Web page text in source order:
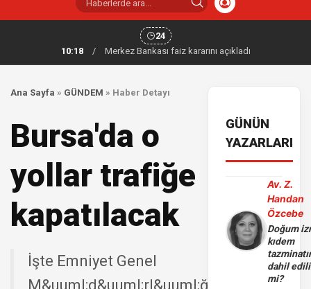
24
10:18
/ Merkez Bankası faiz kararını açıkladı
Ana Sayfa » GÜNDEM » Haber Detayı
Bursa'da o
yollar trafiğe
kapatılacak
İşte Emniyet Genel
M&uuml;d&uuml;rl&uuml;ğ&uuml;'nden
GÜNÜN
YAZARLARI
Av. Z.
Handan
Özcebe
Doğum
kıdem
dahil
mi?